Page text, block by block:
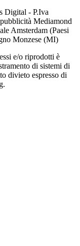
Digital - P.Iva
Mediamond
Amsterdam (Paesi
Monzese (MI)
e/o riprodotti è
di sistemi di
divieto espresso di